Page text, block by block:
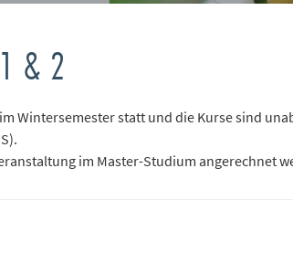
& 2
Wintersemester statt und die Kurse sind
im Master-Studium angerechnet